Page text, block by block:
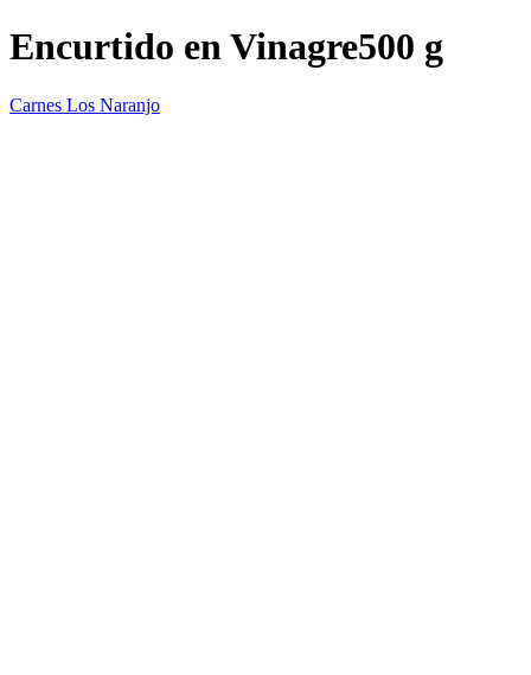
Encurtido en Vinagre500 g
Carnes Los Naranjo